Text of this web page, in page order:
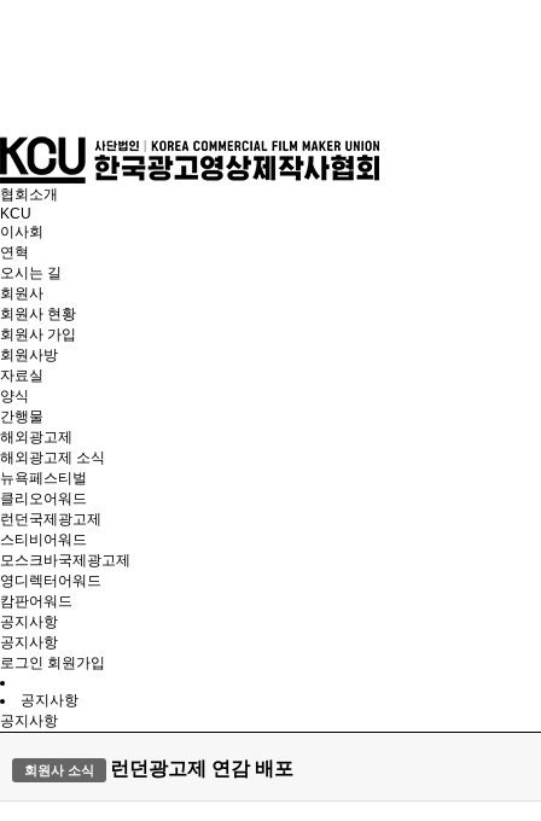
협회소개
KCU
이사회
연혁
오시는 길
회원사
회원사 현황
회원사 가입
회원사방
자료실
양식
간행물
해외광고제
해외광고제 소식
뉴욕페스티벌
클리오어워드
런던국제광고제
스티비어워드
모스크바국제광고제
영디렉터어워드
캄판어워드
공지사항
공지사항
로그인 회원가입
공지사항
공지사항
회원사 소식 런던광고제 연감 배포